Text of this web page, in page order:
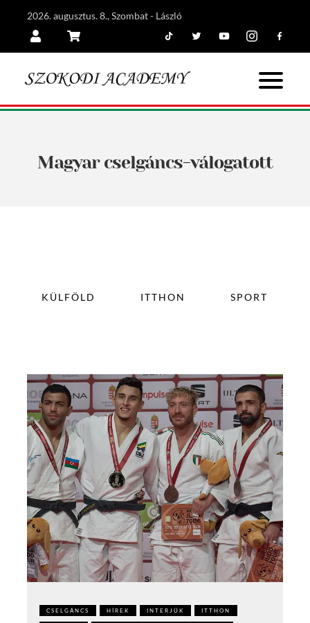
2026. augusztus. 8., Szombat - László
Magyar cselgáncs-válogatott
KÜLFÖLD ITTHON SPORT
CSELGÁNCS HÍREK INTERJÚK ITTHON